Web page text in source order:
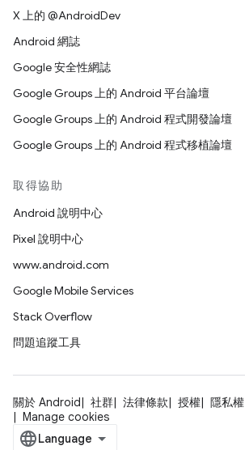
X 上的 @AndroidDev
Android 網誌
Google 安全性網誌
Google Groups 上的 Android 平台論壇
Google Groups 上的 Android 程式開發論壇
Google Groups 上的 Android 程式移植論壇
取得協助
Android 說明中心
Pixel 說明中心
www.android.com
Google Mobile Services
Stack Overflow
問題追蹤工具
關於 Android 社群 法律條款 授權 隱私權
Manage cookies